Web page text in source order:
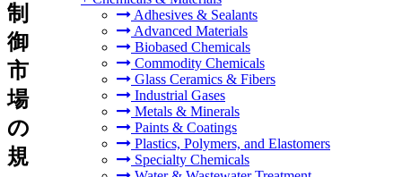
Adhesives & Sealants
Advanced Materials
Biobased Chemicals
Commodity Chemicals
Glass Ceramics & Fibers
Industrial Gases
Metals & Minerals
Paints & Coatings
Plastics, Polymers, and Elastomers
Specialty Chemicals
制
御
市
場
の
規